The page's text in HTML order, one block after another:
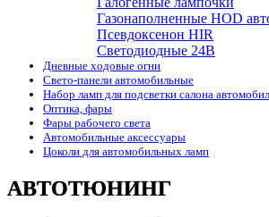
Газонаполненные HOD
Псевдоксенон HIR
Cветодиодные 24B
Дневные ходовые огни
Свето-панели автомобильные
Набор ламп для подсветки салона
Оптика, фары
Фары рабочего света
Автомобильные аксессуары
Цоколи для автомобильных ламп
АВТОТЮНИНГ